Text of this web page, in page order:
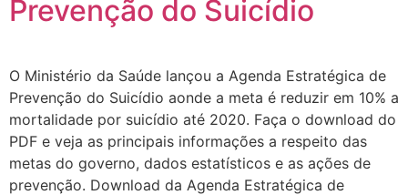
Prevenção do Suicídio
O Ministério da Saúde lançou a Agenda Estratégica de
Prevenção do Suicídio aonde a meta é reduzir em 10% a
mortalidade por suicídio até 2020. Faça o download do
PDF e veja as principais informações a respeito das
metas do governo, dados estatísticos e as ações de
prevenção. Download da Agenda Estratégica de